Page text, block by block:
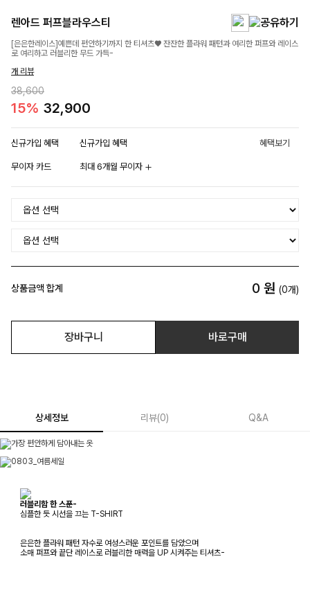
렌아드 퍼프블라우스티
[은은한레이스]예쁜데 편안하기까지 한 티셔츠♥ 잔잔한 플라워 패턴과 여리한 퍼프와 레이스
로 여리하고 러블리한 무드 가득-
개 리뷰
38,600
15% 32,900
신규가입 혜택 신규가입 혜택 혜택보기
무이자 카드 최대 6개월 무이자
상품금액 합계 0 원 (0개)
장바구니 바로구매
상세정보 리뷰(0) Q&A
러블리함 한 스푼-
심플한 듯 시선을 끄는 T-SHIRT
은은한 플라워 패턴 자수로 여성스러운 포인트를 담았으며
소매 퍼프와 끝단 레이스로 러블리한 매력을 UP 시켜주는 티셔츠-